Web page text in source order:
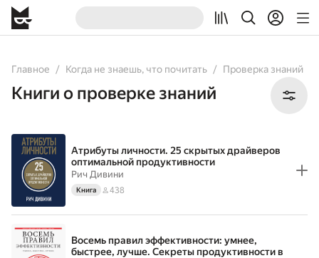
Главное Когда не знаешь, что почитать Проверка знаний
AllBooks
Книги о проверке знаний
Атрибуты личности. 25 скрытых драйверов
оптимальной продуктивности
Рич Дивини
Книга 438
Восемь правил эффективности: умнее,
быстрее, лучше. Секреты продуктивности в